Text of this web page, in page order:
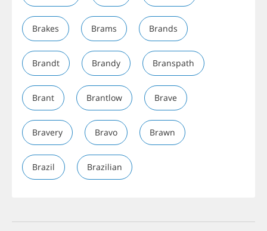
Brakes Brams Brands
Brandt Brandy Branspath
Brant Brantlow Brave
Bravery Bravo Brawn
Brazil Brazilian